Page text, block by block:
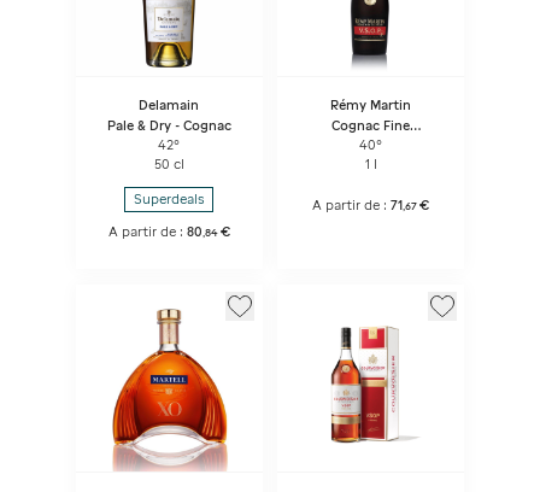
Delamain
Pale & Dry - Cognac
42°
50 cl
Superdeals
A partir de : 80 84 €
Rémy Martin
Cognac Fine
Champagne VSOP
40°
1 l
A partir de :71,67 €